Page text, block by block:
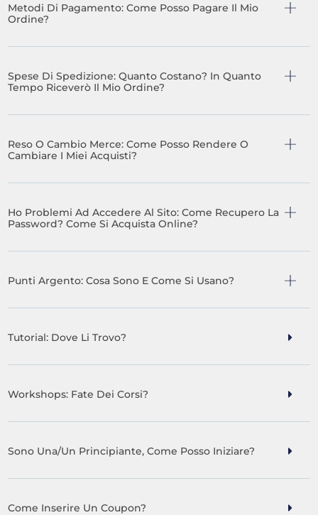
Metodi Di Pagamento: Come Posso Pagare Il Mio
Ordine?
Spese Di Spedizione: Quanto Costano? In Quanto
Tempo Riceverò Il Mio Ordine?
Reso O Cambio Merce: Come Posso Rendere O
Cambiare I Miei Acquisti?
Ho Problemi Ad Accedere Al Sito: Come Recupero La
Password? Come Si Acquista Online?
Punti Argento: Cosa Sono E Come Si Usano?
Tutorial: Dove Li Trovo?
Workshops: Fate Dei Corsi?
Sono Una/un Principiante, Come Posso Iniziare?
Come Inserire Un Coupon?